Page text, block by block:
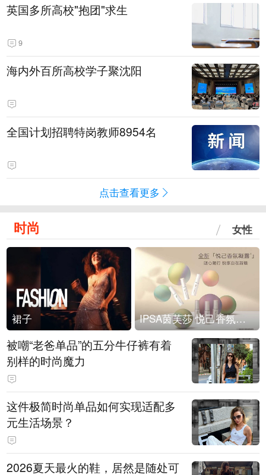
英国多所高校"抱团"求生
9
海内外百所高校学子聚沈阳
全国计划招聘特岗教师8954名
点击查看更多
时尚 女性
裙子 IPSA茵芙莎 悦己香氛凝露上市
被嘲“老爸单品”的五分牛仔裤有着
别样的时尚魔力
这件极简时尚单品如何实现适配多
元生活场景？
2026夏天最火的鞋，居然是随处可